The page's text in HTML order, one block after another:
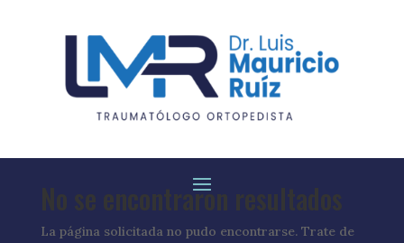
No se encontraron resultados
La página solicitada no pudo encontrarse. Trate de